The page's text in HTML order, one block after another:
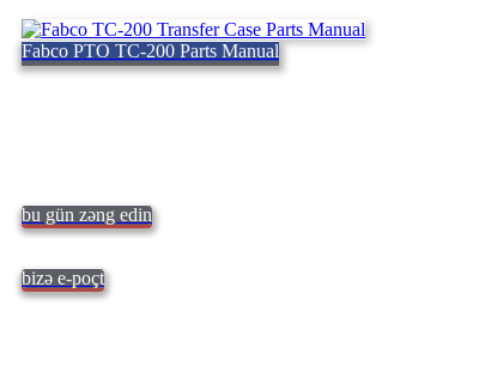
Fabco PTO TC-200 Parts Manual
bu gün zəng edin
bizə e-poçt